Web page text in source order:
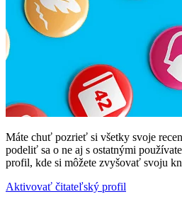
Máte chuť pozrieť si všetky svoje
podeliť sa o ne aj s ostatnými
profil, kde si môžete zvyšovať svoju
Aktivovať čitateľský profil